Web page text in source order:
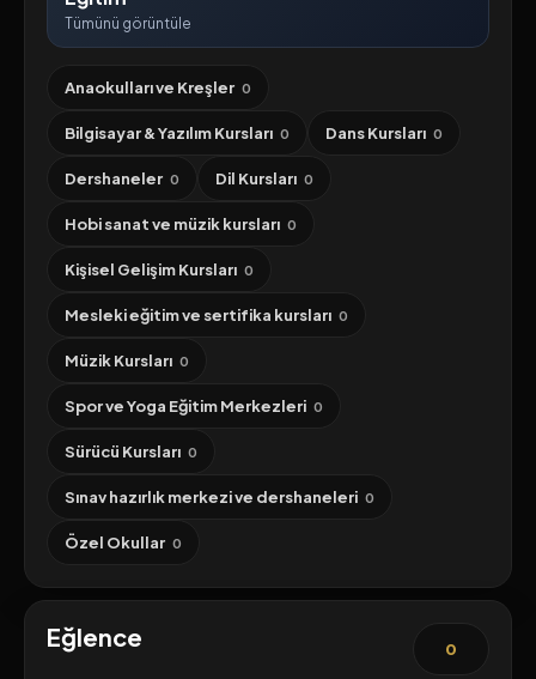
Tümünü görüntüle
Anaokulları ve Kreşler 0
Bilgisayar & Yazılım Kursları 0 Dans Kursları 0
Dershaneler 0 Dil Kursları 0
Hobi sanat ve müzik kursları 0
Kişisel Gelişim Kursları 0
Mesleki eğitim ve sertifika kursları 0
Müzik Kursları 0
Spor ve Yoga Eğitim Merkezleri 0
Sürücü Kursları 0
Sınav hazırlık merkezi ve dershaneleri 0
Özel Okullar 0
Eğlence 0